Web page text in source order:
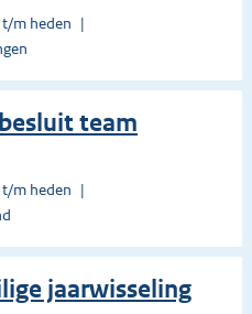
m heden
team
m heden
jaarwisseling